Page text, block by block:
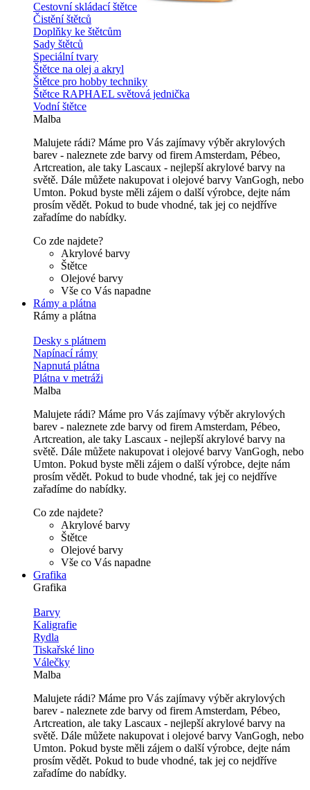
Cestovní skládací štětce
Čistění štětců
Doplňky ke štětcům
Sady štětců
Speciální tvary
Štětce na olej a akryl
Štětce pro hobby techniky
Štětce RAPHAEL světová jednička
Vodní štětce
Malba
Malujete rádi? Máme pro Vás zajímavy výběr akrylových
barev - naleznete zde barvy od firem Amsterdam, Pébeo,
Artcreation, ale taky Lascaux - nejlepší akrylové barvy na
světě. Dále můžete nakupovat i olejové barvy VanGogh, nebo
Umton. Pokud byste měli zájem o další výrobce, dejte nám
prosím vědět. Pokud to bude vhodné, tak jej co nejdříve
zařadíme do nabídky.
Co zde najdete?
Akrylové barvy
Štětce
Olejové barvy
Vše co Vás napadne
Rámy a plátna
Rámy a plátna
Desky s plátnem
Napínací rámy
Napnutá plátna
Plátna v metráži
Malba
Malujete rádi? Máme pro Vás zajímavy výběr akrylových
barev - naleznete zde barvy od firem Amsterdam, Pébeo,
Artcreation, ale taky Lascaux - nejlepší akrylové barvy na
světě. Dále můžete nakupovat i olejové barvy VanGogh, nebo
Umton. Pokud byste měli zájem o další výrobce, dejte nám
prosím vědět. Pokud to bude vhodné, tak jej co nejdříve
zařadíme do nabídky.
Co zde najdete?
Akrylové barvy
Štětce
Olejové barvy
Vše co Vás napadne
Grafika
Grafika
Barvy
Kaligrafie
Rydla
Tiskařské lino
Válečky
Malba
Malujete rádi? Máme pro Vás zajímavy výběr akrylových
barev - naleznete zde barvy od firem Amsterdam, Pébeo,
Artcreation, ale taky Lascaux - nejlepší akrylové barvy na
světě. Dále můžete nakupovat i olejové barvy VanGogh, nebo
Umton. Pokud byste měli zájem o další výrobce, dejte nám
prosím vědět. Pokud to bude vhodné, tak jej co nejdříve
zařadíme do nabídky.